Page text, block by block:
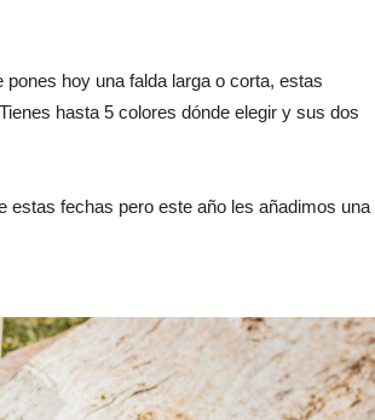
hoy una falda larga o corta, estas
hasta 5 colores dónde elegir y sus dos
estas fechas pero este año les añadimos una